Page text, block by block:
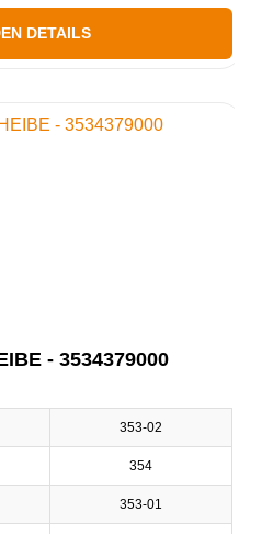
DETAILS
FRONTSCHEIBE - 3534379000
353-02
354
353-01